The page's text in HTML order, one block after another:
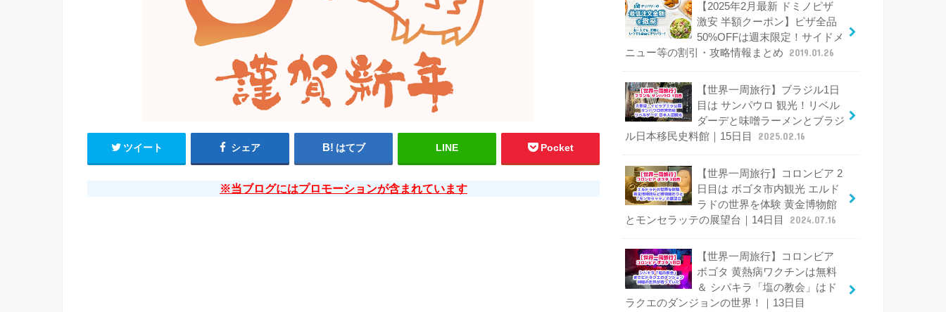
ツイート シェア はてブ LINE Pocket
※当ブログにはプロモーションが含まれています
【2025年2月最新 ドミノピザ
激安 半額クーポン】ピザ全品
50%OFFは週末限定！サイドメ
ニュー等の割引・攻略情報まとめ
2019.01.26
【世界一周旅行】ブラジル1日
目は サンパウロ 観光！リベル
ダーデと味噌ラーメンとブラジ
ル日本移民史料館｜15日目
2025.02.16
【世界一周旅行】コロンビア 2
日目は ボゴタ市内観光 エルド
ラドの世界を体験 黄金博物館
とモンセラッテの展望台｜14日目
2024.07.16
【世界一周旅行】コロンビア
ボゴタ 黄熱病ワクチンは無料
＆ シパキラ「塩の教会」はド
ラクエのダンジョンの世界！｜13日目